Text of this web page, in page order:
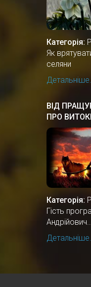
Категорія:
Як
селяни
ВІД
ПРО
Категорія:
Гість